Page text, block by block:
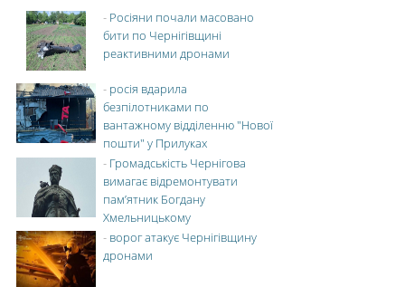
- Росіяни почали масовано
бити по Чернігівщині
реактивними дронами
- росія вдарила
безпілотниками по
вантажному відділенню "Нової
пошти" у Прилуках
- Громадськість Чернігова
вимагає відремонтувати
пам’ятник Богдану
Хмельницькому
- ворог атакує Чернігівщину
дронами